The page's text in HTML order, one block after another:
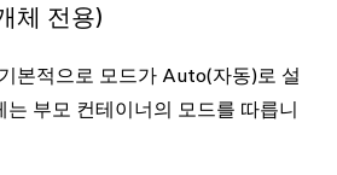
체 전용)
본적으로 모드가 Auto(자동)로 설
는 부모 컨테이너의 모드를 따릅니